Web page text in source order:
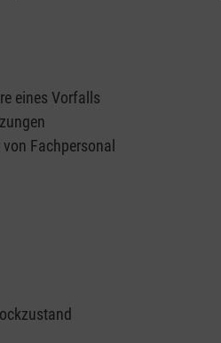
eines Vorfalls
Fachpersonal